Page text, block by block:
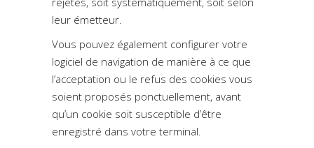
leur émetteur.
Vous pouvez également configurer votre
logiciel de navigation de manière à ce que
l’acceptation ou le refus des cookies vous
soient proposés ponctuellement, avant
qu’un cookie soit susceptible d’être
enregistré dans votre terminal.